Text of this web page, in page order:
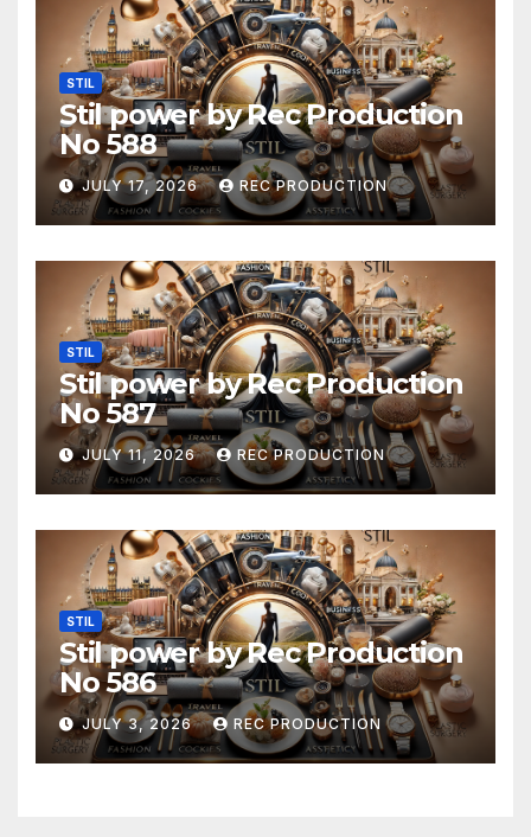
STIL
Stil power by Rec Production
No 588
JULY 17, 2026 REC PRODUCTION
STIL
Stil power by Rec Production
No 587
JULY 11, 2026 REC PRODUCTION
STIL
Stil power by Rec Production
No 586
JULY 3, 2026 REC PRODUCTION